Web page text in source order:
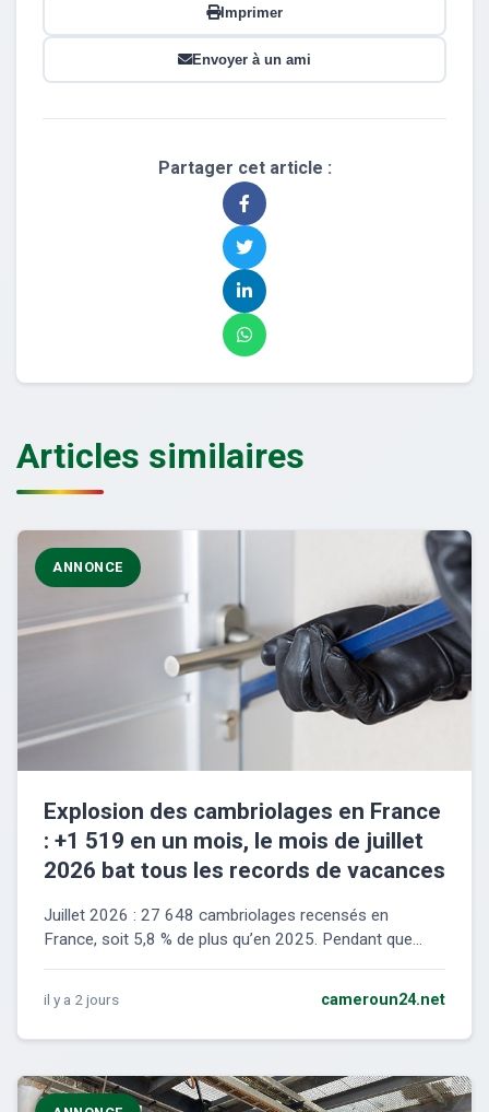
Imprimer
Envoyer à un ami
Partager cet article :
Articles similaires
ANNONCE
Explosion des cambriolages en France
: +1 519 en un mois, le mois de juillet
2026 bat tous les records de vacances
Juillet 2026 : 27 648 cambriolages recensés en
France, soit 5,8 % de plus qu’en 2025. Pendant que...
il y a 2 jours cameroun24.net